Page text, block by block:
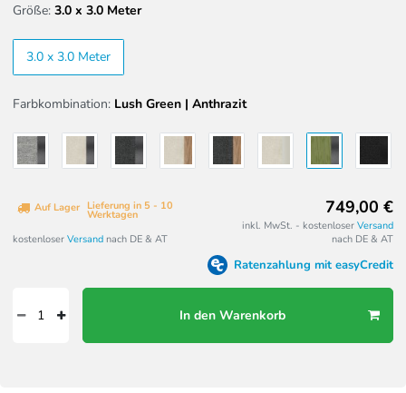
Größe: 3.0 x 3.0 Meter
3.0 x 3.0 Meter
Farbkombination: Lush Green | Anthrazit
Lieferung in 5 - 10
Werktagen
Auf Lager
kostenloser Versand nach DE & AT
749,00 €
inkl. MwSt. - kostenloser Versand
nach DE & AT
Ratenzahlung mit easyCredit
In den Warenkorb